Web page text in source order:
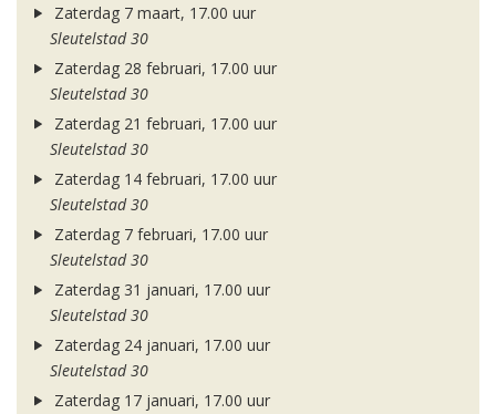
Zaterdag 7 maart, 17.00 uur
Sleutelstad 30
Zaterdag 28 februari, 17.00 uur
Sleutelstad 30
Zaterdag 21 februari, 17.00 uur
Sleutelstad 30
Zaterdag 14 februari, 17.00 uur
Sleutelstad 30
Zaterdag 7 februari, 17.00 uur
Sleutelstad 30
Zaterdag 31 januari, 17.00 uur
Sleutelstad 30
Zaterdag 24 januari, 17.00 uur
Sleutelstad 30
Zaterdag 17 januari, 17.00 uur